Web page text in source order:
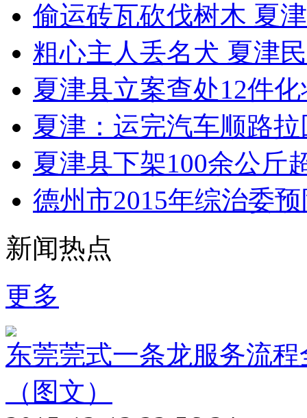
偷运砖瓦砍伐树木 夏
粗心主人丢名犬 夏津
夏津县立案查处12件
夏津：运完汽车顺路
夏津县下架100余公斤
德州市2015年综治委
新闻热点
更多
东莞莞式一条龙服务流
（图文）